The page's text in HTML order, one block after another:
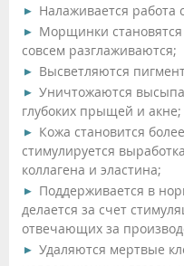
Налаживается работа
Морщинки
совсем разглаживаются;
Высветляются
Уничтожаются
глубоких прыщей и акне;
Кожа становится
стимулируется
коллагена и эластина;
Поддерживается в
делается за счет
отвечающих за
Удаляются мертвые